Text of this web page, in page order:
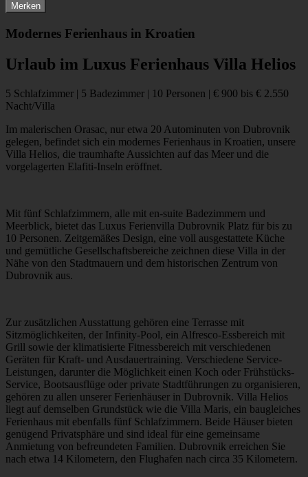
Merken
Modernes Ferienhaus in Kroatien
Urlaub im Luxus Ferienhaus Villa Helios
5 Schlafzimmer | 5 Badezimmer | 10 Personen | € 900 bis € 2.550
Nacht/Villa
Im malerischen Orasac, nur etwa 20 Autominuten von Dubrovnik
gelegen, befindet sich ein modernes Ferienhaus in Kroatien, unsere
Villa Helios, die traumhafte Aussichten auf das Meer und die
vorgelagerten Elafiti-Inseln eröffnet.
Mit fünf Schlafzimmern, alle mit en-suite Badezimmern und
Meerblick, bietet das Luxus Ferienvilla Dubrovnik Platz für bis zu
10 Personen. Zeitgemäßes Design, eine voll ausgestattete Küche
und gemütliche Gesellschaftsbereiche zeichnen diese Villa in der
Nähe von den Stadtmauern und dem historischen Zentrum von
Dubrovnik aus.
Zur zusätzlichen Ausstattung gehören eine Terrasse mit
Sitzmöglichkeiten, der Infinity-Pool, ein Alfresco-Essbereich mit
Grill sowie der klimatisierte Fitnessbereich mit verschiedenen
Geräten für Kraft- und Ausdauertraining. Verschiedene Service-
Leistungen, darunter die Möglichkeit einen Koch oder Frühstücks-
Service, Bootsausflüge oder private Stadtführungen zu organisieren,
gehören zu allen unserer Ferienhäuser in Dubrovnik. Villa Helios
liegt auf demselben Grundstück wie die Villa Maris, ein baugleiches
Ferienhaus mit ebenfalls fünf Schlafzimmern. Beide Häuser bieten
genügend Privatsphäre und sind ideal für eine gemeinsame
Anmietung von befreundeten Familien. Dubrovnik erreichen Sie
nach etwa 14 Kilometern, den Flughafen nach circa 35 Kilometern.